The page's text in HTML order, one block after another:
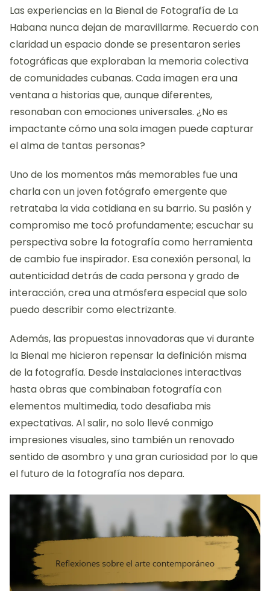
Las experiencias en la Bienal de Fotografía de La
Habana nunca dejan de maravillarme. Recuerdo con
claridad un espacio donde se presentaron series
fotográficas que exploraban la memoria colectiva
de comunidades cubanas. Cada imagen era una
ventana a historias que, aunque diferentes,
resonaban con emociones universales. ¿No es
impactante cómo una sola imagen puede capturar
el alma de tantas personas?
Uno de los momentos más memorables fue una
charla con un joven fotógrafo emergente que
retrataba la vida cotidiana en su barrio. Su pasión y
compromiso me tocó profundamente; escuchar su
perspectiva sobre la fotografía como herramienta
de cambio fue inspirador. Esa conexión personal, la
autenticidad detrás de cada persona y grado de
interacción, crea una atmósfera especial que solo
puedo describir como electrizante.
Además, las propuestas innovadoras que vi durante
la Bienal me hicieron repensar la definición misma
de la fotografía. Desde instalaciones interactivas
hasta obras que combinaban fotografía con
elementos multimedia, todo desafiaba mis
expectativas. Al salir, no solo llevé conmigo
impresiones visuales, sino también un renovado
sentido de asombro y una gran curiosidad por lo que
el futuro de la fotografía nos depara.